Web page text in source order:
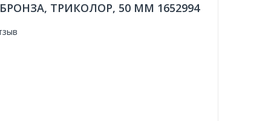
ТРИКОЛОР, 50 ММ 1652994